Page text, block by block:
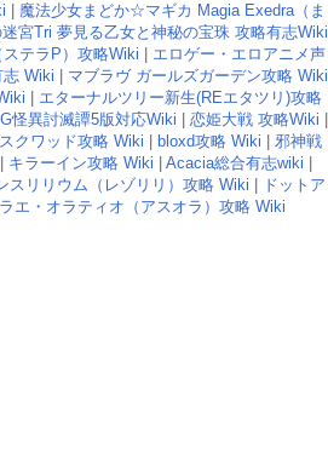
魔法少女まどか☆マギカ Magia Exedra（ま
宮Tri 夢見る乙女と神秘の宝珠 攻略有志Wiki
テラP）攻略Wiki
エロゲー・エロアニメ声
志 Wiki
マブラヴ ガールズガーデン攻略 Wiki
エターナルツリー新生(REエタツリ)攻略
怪異討滅譚5版対応Wiki 恋姫大戦 攻略Wiki
クワッド攻略 Wiki bloxd攻略 Wiki
邪神戦
キラーイン攻略 Wiki Acacia総合有志wiki
スリリウム（レゾリリ）攻略 Wiki
ドットア
エ・オラティオ（アスオラ）攻略 Wiki